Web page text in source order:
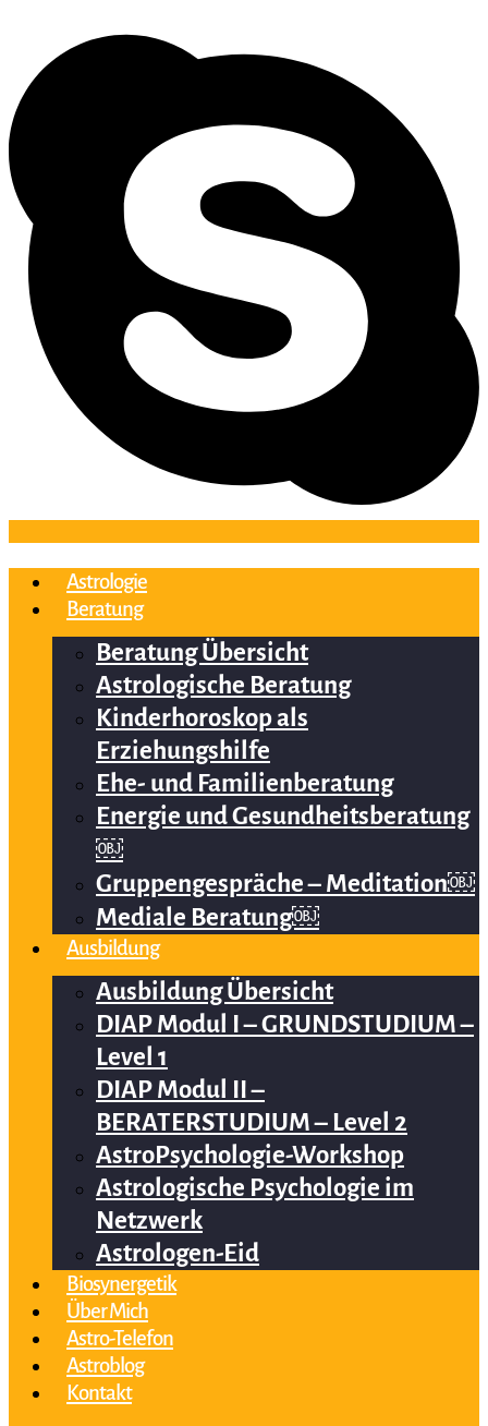
Astrologie
Beratung
Beratung Übersicht
Astrologische Beratung
Kinderhoroskop als
Erziehungshilfe
Ehe- und Familienberatung
Energie und Gesundheitsberatung
￼
Gruppengespräche – Meditation￼
Mediale Beratung￼
Ausbildung
Ausbildung Übersicht
DIAP Modul I – GRUNDSTUDIUM –
Level 1
DIAP Modul II –
BERATERSTUDIUM – Level 2
AstroPsychologie-Workshop
Astrologische Psychologie im
Netzwerk
Astrologen-Eid
Biosynergetik
Über Mich
Astro-Telefon
Astroblog
Kontakt